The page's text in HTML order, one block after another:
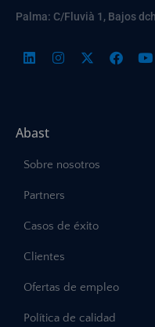
Palma: C/Fluvià 1, Bajos
Abast
Sobre nosotros
Partners
Casos de éxito
Clientes
Ofertas de empleo
Política de calidad